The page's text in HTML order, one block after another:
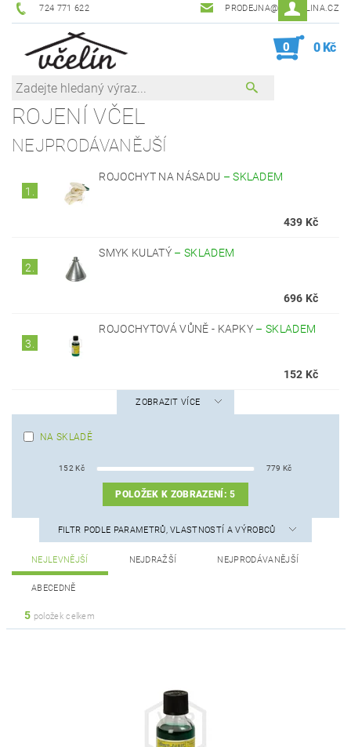
724 771 622 PRODEJNA@ZEVCELINA.CZ
0 0 Kč
ROJENÍ VČEL
NEJPRODÁVANĚJŠÍ
1.
ROJOCHYT NA NÁSADU –SKLADEM
439 Kč
2.
SMYK KULATÝ – SKLADEM
696 Kč
3.
ROJOCHYTOVÁ VŮNĚ - KAPKY –SKLADEM
152 Kč
ZOBRAZIT VÍCE
NA SKLADĚ
152 Kč 779 Kč
POLOŽEK K ZOBRAZENÍ:5
FILTR PODLE PARAMETRŮ, VLASTNOSTÍ A VÝROBCŮ
NEJLEVNĚJŠÍ NEJDRAŽŠÍ NEJPRODÁVANĚJŠÍ
ABECEDNĚ
5 položek celkem